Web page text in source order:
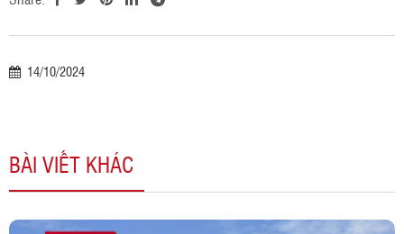
14/10/2024
BÀI VIẾT KHÁC